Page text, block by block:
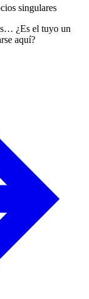
singulares
¿Es el tuyo un
aquí?